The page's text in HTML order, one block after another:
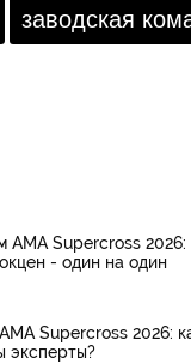
заводская
AMA Supercross 2026:
- один на один
Supercross 2026:
эксперты?